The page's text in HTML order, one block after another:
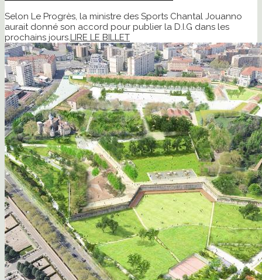
Selon Le Progrès, la ministre des Sports Chantal Jouanno
aurait donné son accord pour publier la D.I.G dans les
prochains jours.LIRE LE BILLET